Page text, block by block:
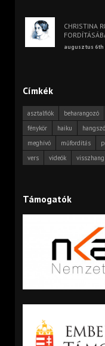
CHRISTINA
augusztus 6th
Címkék
asztalfiók beharangozó
fénykör
haiku
meghívó
műfordítás
vers
videók visszhang
Támogatók